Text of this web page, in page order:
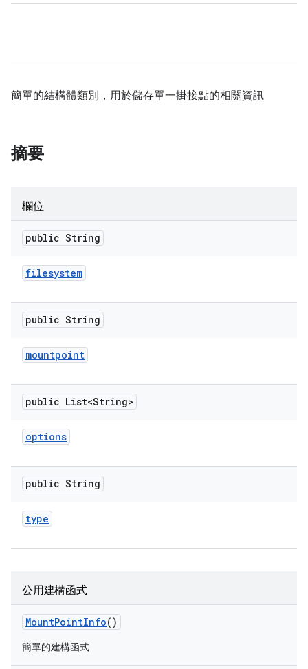
簡單的結構體類別，用於儲存單一掛接點的相關資訊
摘要
欄位
public String
filesystem
public String
mountpoint
public List<String>
options
public String
type
公用建構函式
MountPointInfo()
簡單的建構函式